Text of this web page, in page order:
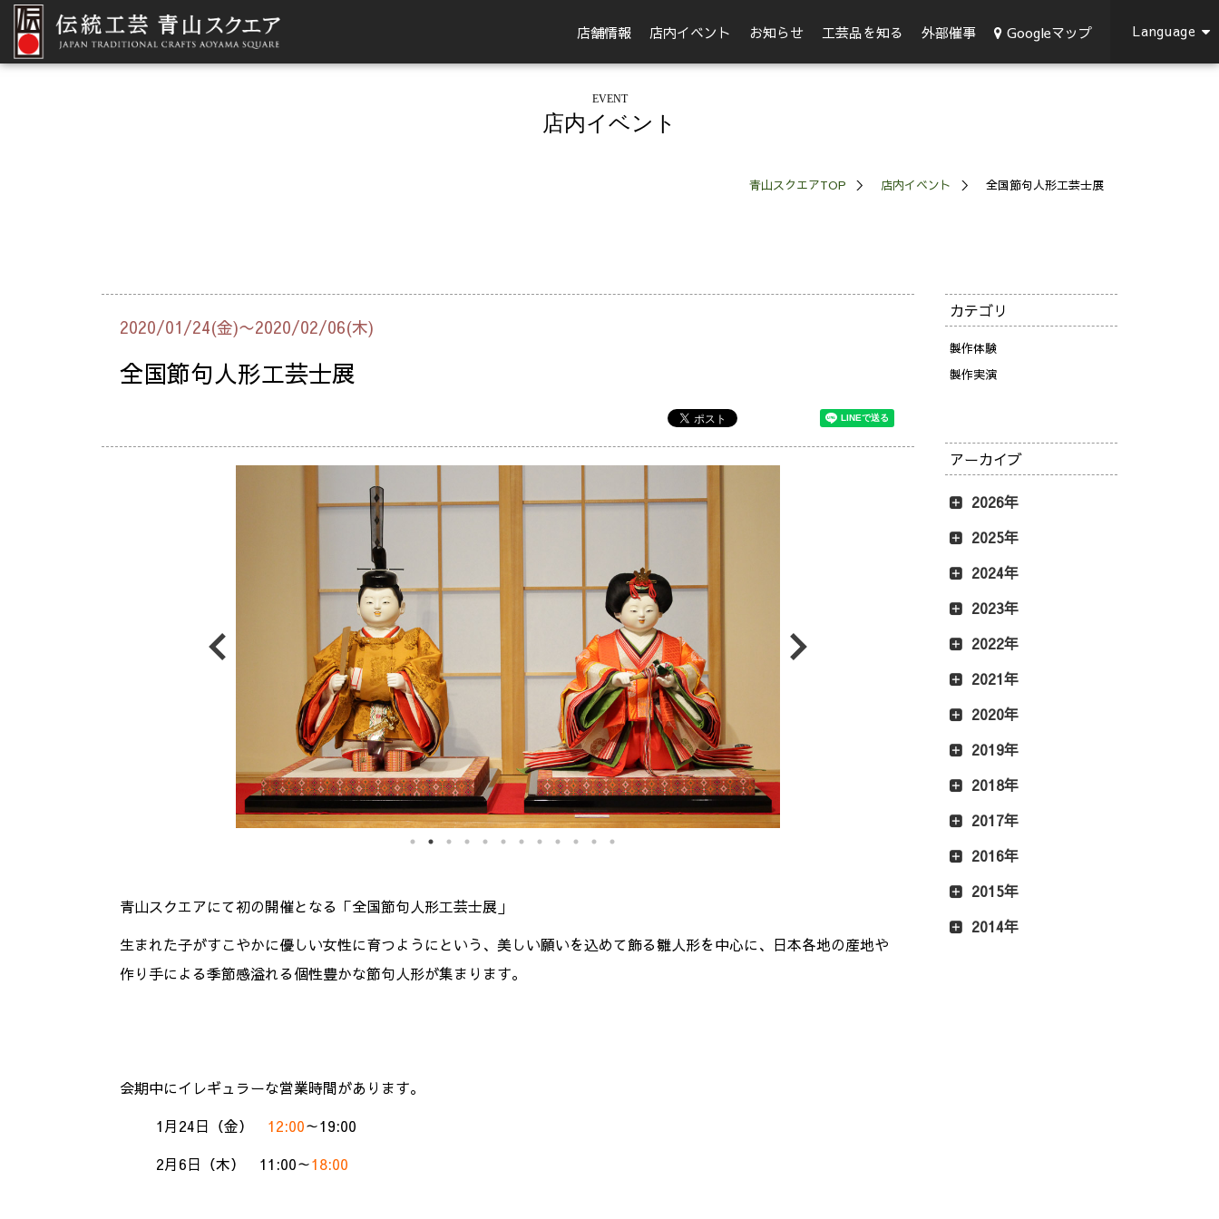
店舗情報 店内イベント お知らせ 工芸品を知る 外部催事 Googleマップ Language
EVENT
店内イベント
青山スクエアTOP 店内イベント 全国節句人形工芸士展
2020/01/24(金)〜2020/02/06(木)
全国節句人形工芸士展
青山スクエアにて初の開催となる「全国節句人形工芸士展」
生まれた子がすこやかに優しい女性に育つようにという、美しい願いを込めて飾る雛人形を中心に、日本各地の産地や
作り手による季節感溢れる個性豊かな節句人形が集まります。
会期中にイレギュラーな営業時間があります。
1月24日（金） 12:00～19:00
2月6日（木） 11:00～18:00
カテゴリ
製作体験
製作実演
アーカイブ
2026年
2025年
2024年
2023年
2022年
2021年
2020年
2019年
2018年
2017年
2016年
2015年
2014年